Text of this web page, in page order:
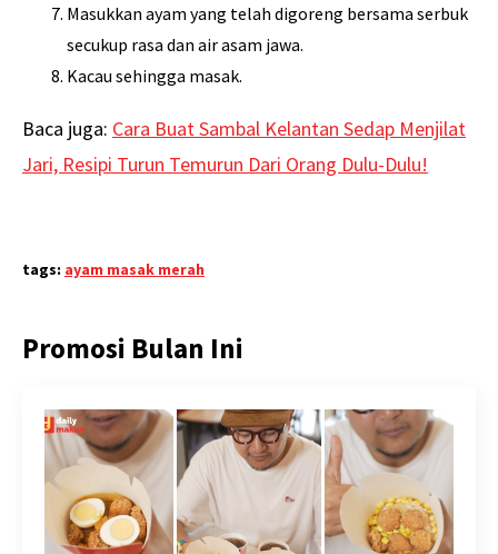
Masukkan ayam yang telah digoreng bersama serbuk
secukup rasa dan air asam jawa.
Kacau sehingga masak.
Baca juga: Cara Buat Sambal Kelantan Sedap Menjilat
Jari, Resipi Turun Temurun Dari Orang Dulu-Dulu!
tags: ayam masak merah
Promosi Bulan Ini